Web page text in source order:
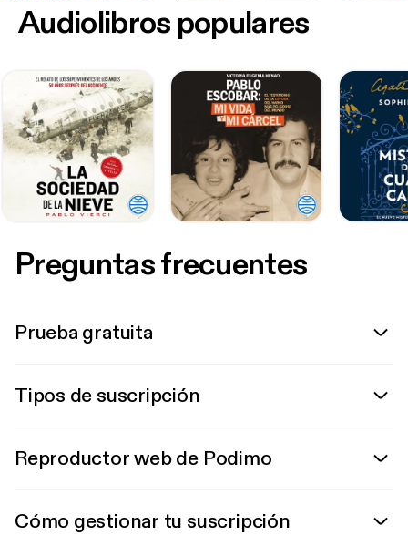
Audiolibros populares
Preguntas frecuentes
Prueba gratuita
Tipos de suscripción
Reproductor web de Podimo
Cómo gestionar tu suscripción